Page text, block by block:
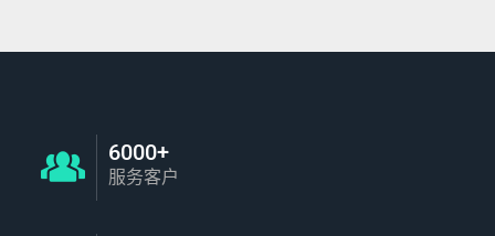
6000+
服务客户